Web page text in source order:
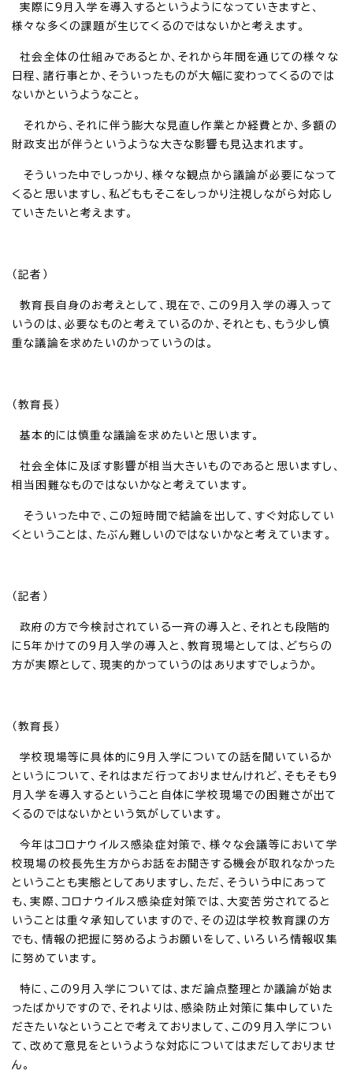
実際に9月入学を導入するというようになっていきますと、
様々な多くの課題が生じてくるのではないかと考えます。
社会全体の仕組みであるとか、それから年間を通じての様々な
日程、諸行事とか、そういったものが大幅に変わってくるのでは
ないかというようなこと。
それから、それに伴う膨大な見直し作業とか経費とか、多額の
財政支出が伴うというような大きな影響も見込まれます。
そういった中でしっかり、様々な観点から議論が必要になって
くると思いますし、私どももそこをしっかり注視しながら対応し
ていきたいと考えます。
（記者）
教育長自身のお考えとして、現在で、この9月入学の導入って
いうのは、必要なものと考えているのか、それとも、もう少し慎
重な議論を求めたいのかっていうのは。
（教育長）
基本的には慎重な議論を求めたいと思います。
社会全体に及ぼす影響が相当大きいものであると思いますし、
相当困難なものではないかなと考えています。
そういった中で、この短時間で結論を出して、すぐ対応してい
くということは、たぶん難しいのではないかなと考えています。
（記者）
政府の方で今検討されている一斉の導入と、それとも段階的
に5年かけての9月入学の導入と、教育現場としては、どちらの
方が実際として、現実的かっていうのはありますでしょうか。
（教育長）
学校現場等に具体的に9月入学についての話を聞いているか
というについて、それはまだ行っておりませんけれど、そもそも9
月入学を導入するということ自体に学校現場での困難さが出て
くるのではないかという気がしています。
今年はコロナウイルス感染症対策で、様々な会議等において学
校現場の校長先生方からお話をお聞きする機会が取れなかった
ということも実態としてありますし、ただ、そういう中にあって
も、実際、コロナウイルス感染症対策では、大変苦労されてると
いうことは重々承知していますので、その辺は学校教育課の方
でも、情報の把握に努めるようお願いをして、いろいろ情報収集
に努めています。
特に、この9月入学については、まだ論点整理とか議論が始ま
ったばかりですので、それよりは、感染防止対策に集中していた
だきたいなということで考えておりまして、この9月入学につい
て、改めて意見をというような対応についてはまだしておりませ
ん。